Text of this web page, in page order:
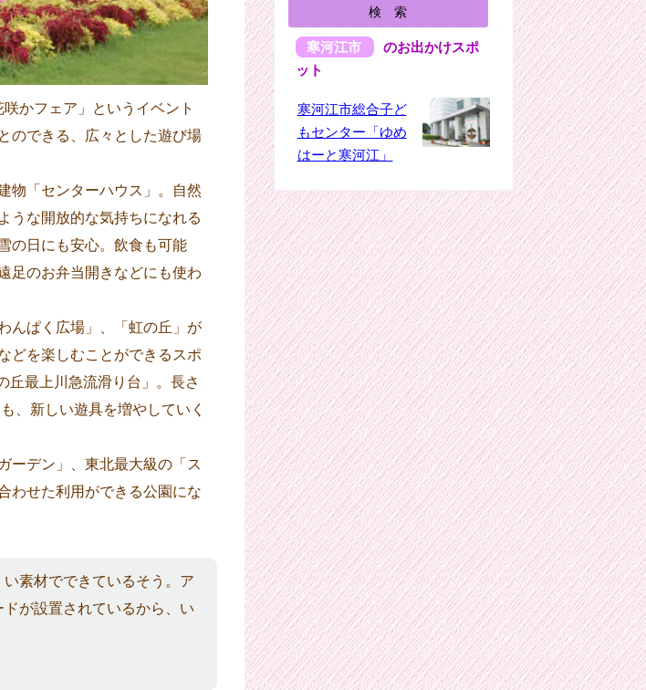
かフェア」というイベント
のできる、広々とした遊び場
物「センターハウス」。自然
うな開放的な気持ちになれる
の日にも安心。飲食も可能
足のお弁当開きなどにも使わ
んぱく広場」、「虹の丘」が
どを楽しむことができるスポ
丘最上川急流滑り台」。長さ
、新しい遊具を増やしていく
ーデン」、東北最大級の「ス
わせた利用ができる公園にな
素材でできているそう。ア
が設置されているから、い
寒河江市
のお出かけスポ
ット
寒河江市総合子ど
もセンター「ゆめ
はーと寒河江」